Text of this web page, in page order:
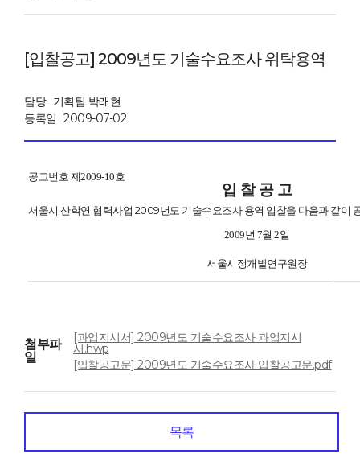
[입찰공고] 2009년도 기술수요조사 위탁용역
담당 기획팀 박래현
등록일 2009-07-02
공고번호 제2009-10호
입 찰 공 고
서울시 산학연 협력사업 2009년도 기술수요조사 용역 입찰을 다음과 같이
2009년 7월 2일
서울시정개발연구원장
첨부파
일
[과업지시서] 2009년도 기술수요조사 과업지시
서.hwp
[입찰공고문] 2009년도 기술수요조사 입찰공고문.pdf
목록